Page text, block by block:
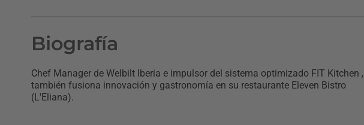
Biografía
Chef Manager de Welbilt Iberia e impulsor del sistema optimizado FIT Kitchen ,
también fusiona innovación y gastronomía en su restaurante Eleven Bistro
(L'Eliana).